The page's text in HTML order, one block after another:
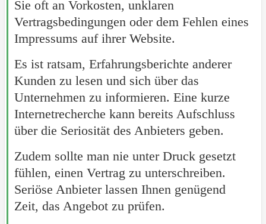
Sie oft an Vorkosten, unklaren
Vertragsbedingungen oder dem Fehlen eines
Impressums auf ihrer Website.
Es ist ratsam, Erfahrungsberichte anderer
Kunden zu lesen und sich über das
Unternehmen zu informieren. Eine kurze
Internetrecherche kann bereits Aufschluss
über die Seriosität des Anbieters geben.
Zudem sollte man nie unter Druck gesetzt
fühlen, einen Vertrag zu unterschreiben.
Seriöse Anbieter lassen Ihnen genügend
Zeit, das Angebot zu prüfen.